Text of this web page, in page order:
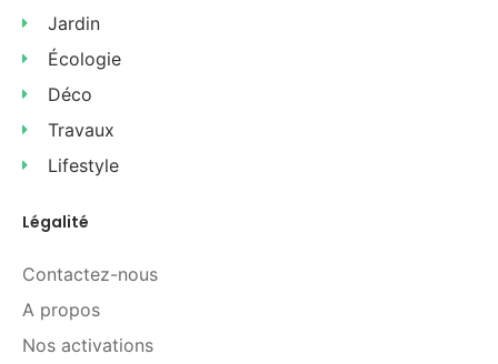
Jardin
Écologie
Déco
Travaux
Lifestyle
Légalité
Contactez-nous
A propos
Nos activations